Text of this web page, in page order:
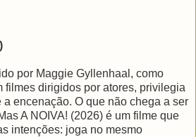
por Maggie Gyllenhaal, como
filmes dirigidos por atores, privilegia
a encenação. O que não chega a ser
A NOIVA! (2026) é um filme que
intenções: joga no mesmo